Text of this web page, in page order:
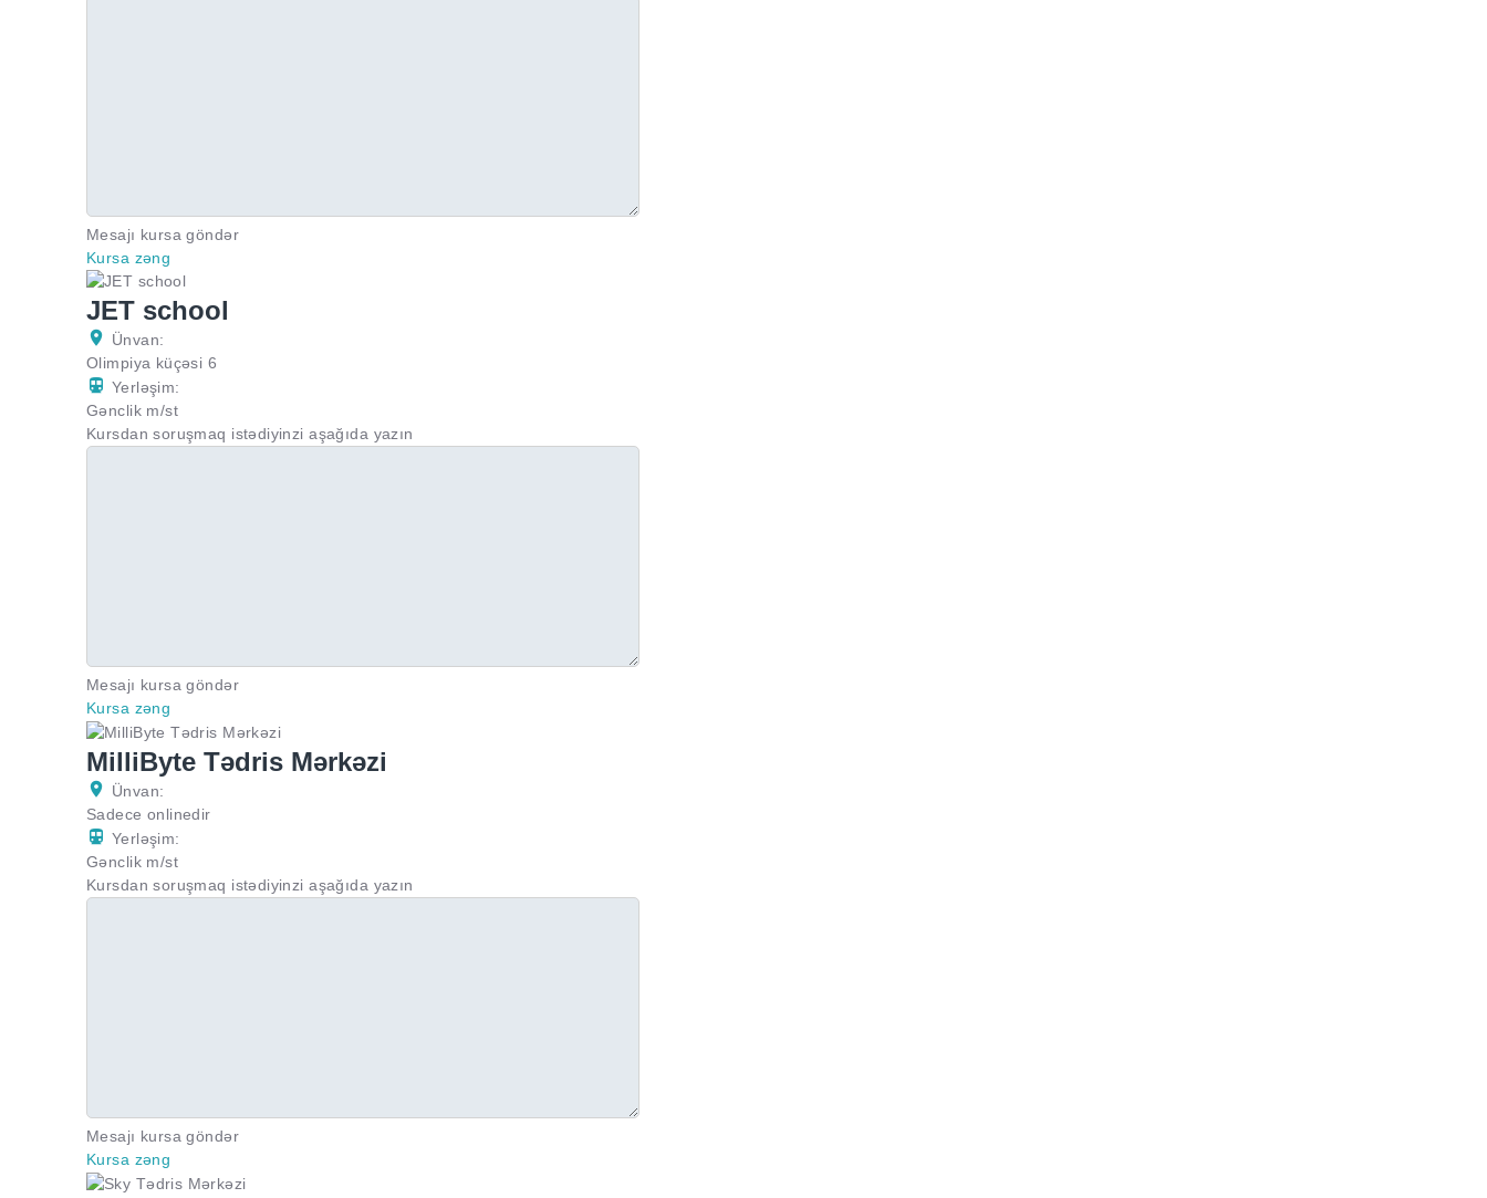
Mesajı kursa göndər
Kursa zəng
JET school
Ünvan:
Olimpiya küçəsi 6
Yerləşim:
Gənclik m/st
Kursdan soruşmaq istədiyinzi aşağıda yazın
Mesajı kursa göndər
Kursa zəng
MilliByte Tədris Mərkəzi
Ünvan:
Sadece onlinedir
Yerləşim:
Gənclik m/st
Kursdan soruşmaq istədiyinzi aşağıda yazın
Mesajı kursa göndər
Kursa zəng